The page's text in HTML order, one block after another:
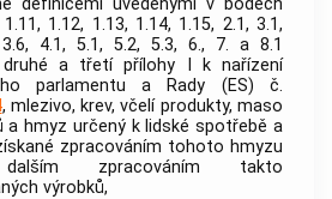
definicemi uvedenými v bodech
1.11, 1.12, 1.13, 1.14, 1.15, 2.1, 3.1,
4.1, 5.1, 5.2, 5.3, 6., 7. a 8.1
druhé a třetí přílohy I k nařízení
parlamentu a Rady (ES) č.
, mlezivo, krev, včelí produkty, maso
a hmyz určený k lidské spotřebě a
zpracováním tohoto hmyzu
zpracováním takto
výrobků,